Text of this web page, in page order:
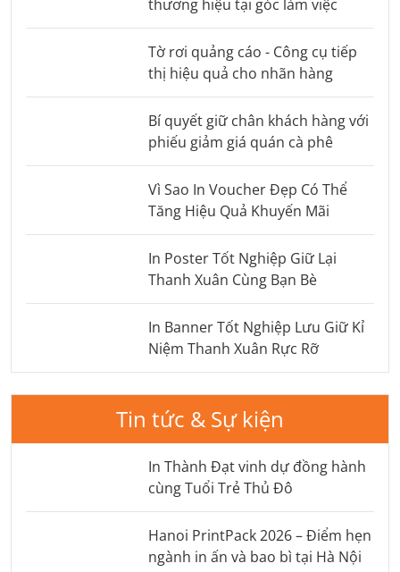
thương hiệu tại góc làm việc
Tờ rơi quảng cáo - Công cụ tiếp
thị hiệu quả cho nhãn hàng
Bí quyết giữ chân khách hàng với
phiếu giảm giá quán cà phê
Vì Sao In Voucher Đẹp Có Thể
Tăng Hiệu Quả Khuyến Mãi
In Poster Tốt Nghiệp Giữ Lại
Thanh Xuân Cùng Bạn Bè
In Banner Tốt Nghiệp Lưu Giữ Kỉ
Niệm Thanh Xuân Rực Rỡ
Tin tức & Sự kiện
In Thành Đạt vinh dự đồng hành
cùng Tuổi Trẻ Thủ Đô
Hanoi PrintPack 2026 – Điểm hẹn
ngành in ấn và bao bì tại Hà Nội